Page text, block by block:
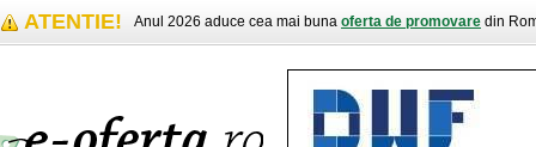
ATENTIE! Anul 2026 aduce cea mai buna oferta de promovare din